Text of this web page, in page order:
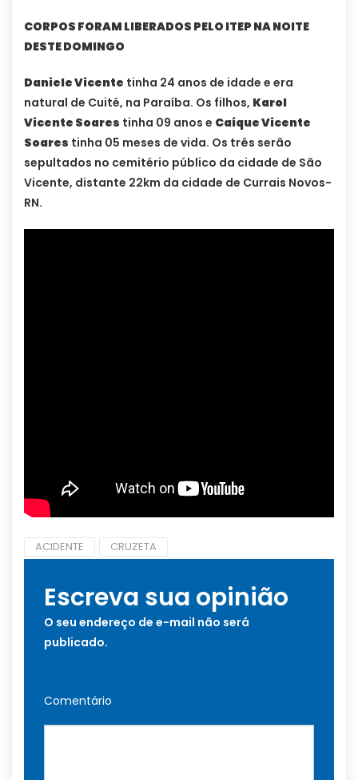
CORPOS FORAM LIBERADOS PELO ITEP NA NOITE
DESTE DOMINGO
Daniele Vicente tinha 24 anos de idade e era
natural de Cuité, na Paraíba. Os filhos, Karol
Vicente Soares tinha 09 anos e Caíque Vicente
Soares tinha 05 meses de vida. Os três serão
sepultados no cemitério público da cidade de São
Vicente, distante 22km da cidade de Currais Novos-
RN.
ACIDENTE CRUZETA
Escreva sua opinião
O seu endereço de e-mail não será
publicado.
Comentário